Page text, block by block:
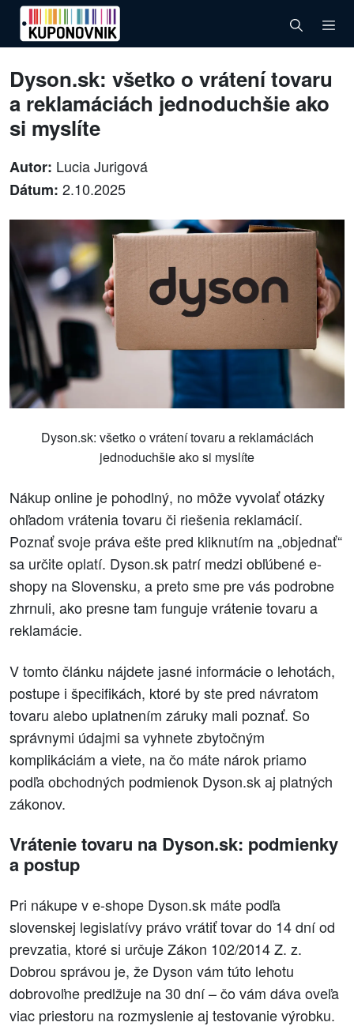
Dyson.sk: všetko o vrátení tovaru
a reklamáciách jednoduchšie ako
si myslíte
Autor: Lucia Jurigová
Dátum: 2.10.2025
Dyson.sk: všetko o vrátení tovaru a reklamáciách
jednoduchšie ako si myslíte
Nákup online je pohodlný, no môže vyvolať otázky
ohľadom vrátenia tovaru či riešenia reklamácií.
Poznať svoje práva ešte pred kliknutím na „objednať“
sa určite oplatí. Dyson.sk patrí medzi obľúbené e-
shopy na Slovensku, a preto sme pre vás podrobne
zhrnuli, ako presne tam funguje vrátenie tovaru a
reklamácie.
V tomto článku nájdete jasné informácie o lehotách,
postupe i špecifikách, ktoré by ste pred návratom
tovaru alebo uplatnením záruky mali poznať. So
správnymi údajmi sa vyhnete zbytočným
komplikáciám a viete, na čo máte nárok priamo
podľa obchodných podmienok Dyson.sk aj platných
zákonov.
Vrátenie tovaru na Dyson.sk: podmienky
a postup
Pri nákupe v e-shope Dyson.sk máte podľa
slovenskej legislatívy právo vrátiť tovar do 14 dní od
prevzatia, ktoré si určuje Zákon 102/2014 Z. z.
Dobrou správou je, že Dyson vám túto lehotu
dobrovoľne predlžuje na 30 dní – čo vám dáva oveľa
viac priestoru na rozmyslenie aj testovanie výrobku.